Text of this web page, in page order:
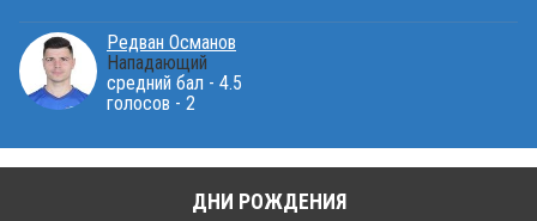
Редван Османов
Нападающий
средний бал - 4.5
голосов - 2
ДНИ РОЖДЕНИЯ